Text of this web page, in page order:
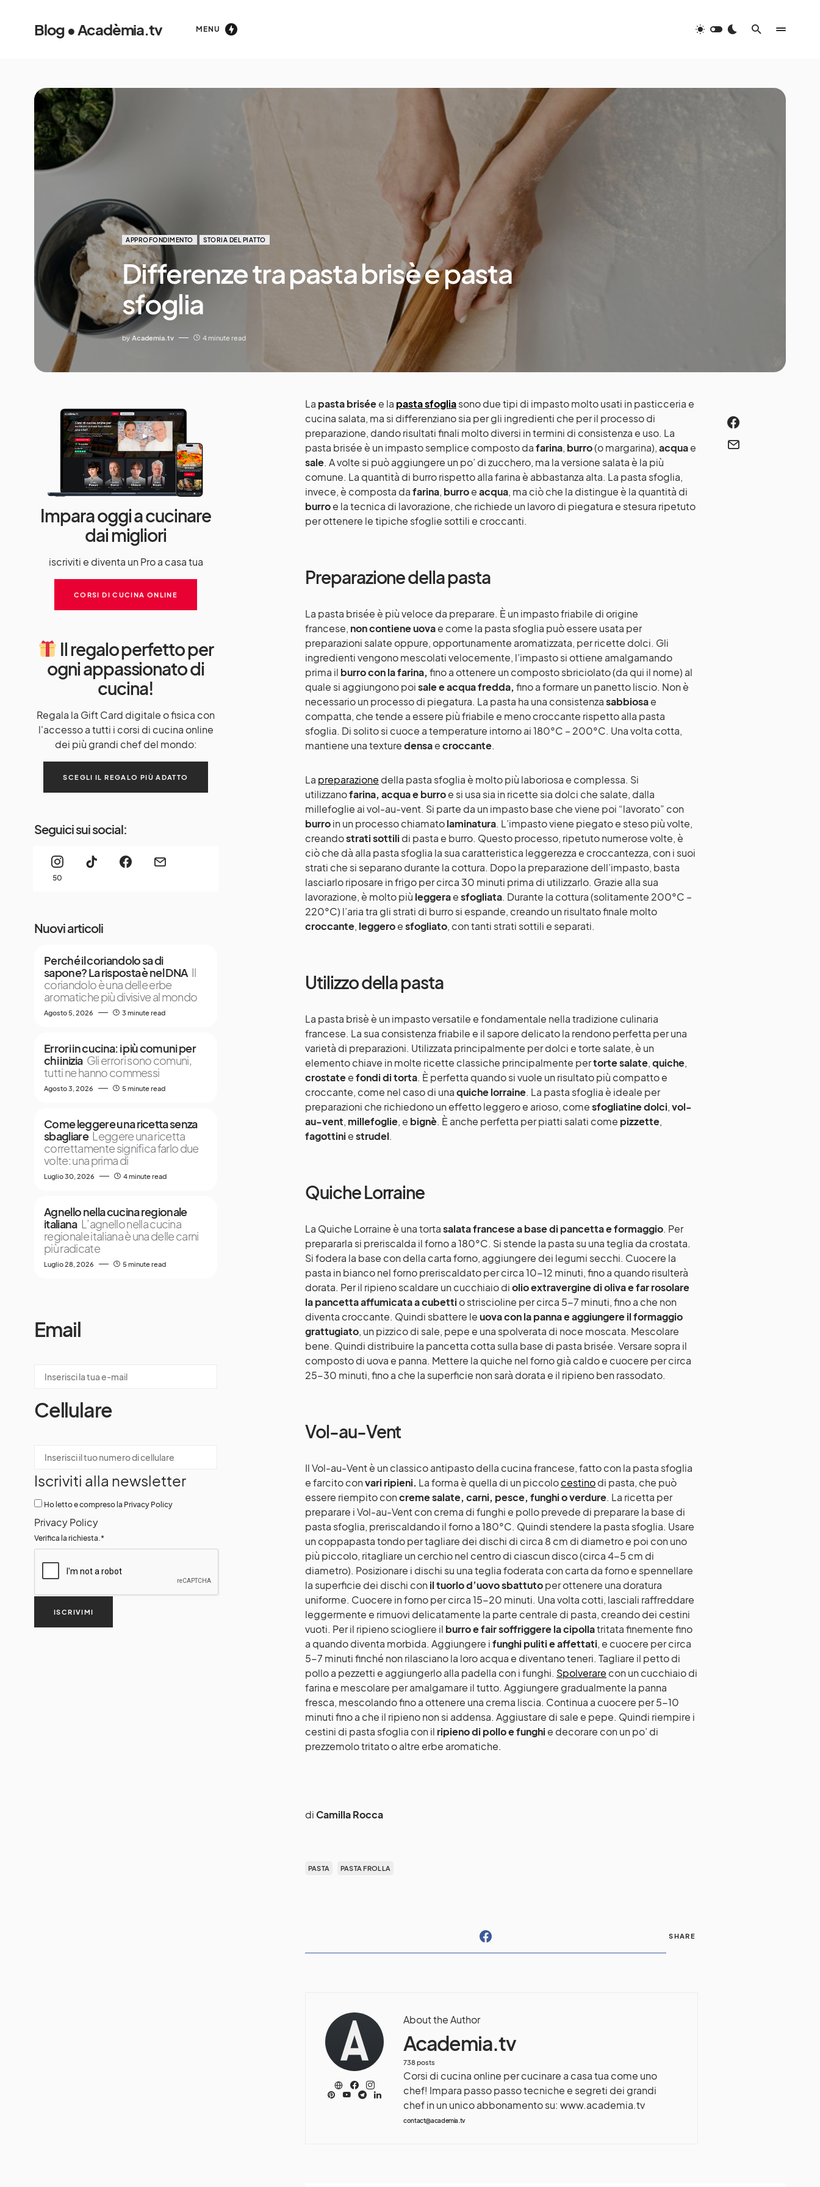
Blog • Acadèmia.tv MENU
APPROFONDIMENTO STORIA DEL PIATTO
Differenze tra pasta brisè e pasta
sfoglia
by Academia.tv 4 minute read
La pasta briséee la pasta sfogliasono due tipi di impasto molto usati in pasticceria e
cucina salata, ma si differenziano sia per gli ingredienti che per il processo di
preparazione, dando risultati finali molto diversi in termini di consistenza e uso. La
pasta brisée è un impasto semplice composto dafarina, burro(o margarina),acquae
sale. A volte si può aggiungere un po’ di zucchero, ma la versione salata è la più
comune. La quantità di burro rispetto alla farina è abbastanza alta. La pasta sfoglia,
invece, è composta dafarina, burroeacqua, ma ciò che la distingue è la quantità di
burroe la tecnica di lavorazione, che richiede un lavoro di piegatura e stesura ripetuto
per ottenere le tipiche sfoglie sottili e croccanti.
Preparazione della pasta
La pasta brisée è più veloce da preparare. È un impasto friabile di origine
francese, non contiene uovae come la pasta sfoglia può essere usata per
preparazioni salate oppure, opportunamente aromatizzata, per ricette dolci. Gli
ingredienti vengono mescolati velocemente, l’impasto si ottiene amalgamando
prima il burro con la farina, fino a ottenere un composto sbriciolato (da qui il nome) al
quale si aggiungono poisalee acqua fredda, fino a formare un panetto liscio. Non è
necessario un processo di piegatura. La pasta ha una consistenzasabbiosae
compatta, che tende a essere più friabile e meno croccante rispetto alla pasta
sfoglia. Di solito si cuoce a temperature intorno ai 180°C – 200°C. Una volta cotta,
mantiene una texturedensaecroccante.
La preparazione della pasta sfoglia è molto più laboriosa e complessa. Si
utilizzanofarina, acqua e burroe si usa sia in ricette sia dolci che salate, dalla
millefoglie ai vol-au-vent. Si parte da un impasto base che viene poi “lavorato” con
burroin un processo chiamatolaminatura. L’impasto viene piegato e steso più volte,
creandostrati sottili di pasta e burro. Questo processo, ripetuto numerose volte, è
ciò che dà alla pasta sfoglia la sua caratteristica leggerezza e croccantezza, con i suoi
strati che si separano durante la cottura. Dopo la preparazione dell’impasto, basta
lasciarlo riposare in frigo per circa 30 minuti prima di utilizzarlo. Grazie alla sua
lavorazione, è molto più leggeraesfogliata. Durante la cottura (solitamente 200°C –
220°C) l’aria tra gli strati di burro si espande, creando un risultato finale molto
croccante, leggeroesfogliato, con tanti strati sottili e separati.
Utilizzo della pasta
La pasta brisè è un impasto versatile e fondamentale nella tradizione culinaria
francese. La sua consistenza friabile e il sapore delicato la rendono perfetta per una
varietà di preparazioni. Utilizzata principalmente per dolci e torte salate, è un
elemento chiave in molte ricette classiche principalmente pertorte salate,quiche,
crostateefondi di torta. È perfetta quando si vuole un risultato più compatto e
croccante, come nel caso di unaquiche lorraine. La pasta sfoglia è ideale per
preparazioni che richiedono un effetto leggero e arioso, comesfogliatine dolci,vol-
au-vent, millefoglie, e bignè. È anche perfetta per piatti salati come pizzette,
fagottini estrudel.
Quiche Lorraine
La Quiche Lorraine è una tortasalata francese a base di pancetta e formaggio. Per
prepararla si preriscalda il forno a 180°C. Si stende la pasta su una teglia da crostata.
Si fodera la base con della carta forno, aggiungere dei legumi secchi. Cuocere la
pasta in bianco nel forno preriscaldato per circa 10-12 minuti, fino a quando risulterà
dorata. Per il ripieno scaldare un cucchiaio diolio extravergine di oliva e far rosolare
la pancetta affumicata a cubetti o striscioline per circa 5-7 minuti, fino a che non
diventa croccante. Quindi sbattere leuova con la panna e aggiungere il formaggio
grattugiato, un pizzico di sale, pepe e una spolverata di noce moscata. Mescolare
bene. Quindi distribuire la pancetta cotta sulla base di pasta brisée. Versare sopra il
composto di uova e panna. Mettere la quiche nel forno già caldo e cuocere per circa
25-30 minuti, fino a che la superficie non sarà dorata e il ripieno ben rassodato.
Vol-au-Vent
Il Vol-au-Vent è un classico antipasto della cucina francese, fatto con la pasta sfoglia
e farcito convari ripieni. La forma è quella di un piccolocestinodi pasta, che può
essere riempito concreme salate, carni, pesce, funghi o verdure. La ricetta per
preparare i Vol-au-Vent con crema di funghi e pollo prevede di preparare la base di
pasta sfoglia, preriscaldando il forno a 180°C. Quindi stendere la pasta sfoglia. Usare
un coppapasta tondo per tagliare dei dischi di circa 8 cm di diametro e poi con uno
più piccolo, ritagliare un cerchio nel centro di ciascun disco (circa 4-5 cm di
diametro). Posizionare i dischi su una teglia foderata con carta da forno e spennellare
la superficie dei dischi con il tuorlo d’uovo sbattutoper ottenere una doratura
uniforme. Cuocere in forno per circa 15-20 minuti. Una volta cotti, lasciali raffreddare
leggermente e rimuovi delicatamente la parte centrale di pasta, creando dei cestini
vuoti. Per il ripieno sciogliere il burro e fair soffriggere la cipollatritata finemente fino
a quando diventa morbida. Aggiungere ifunghi puliti e affettati, e cuocere per circa
5-7 minuti finché non rilasciano la loro acqua e diventano teneri. Tagliare il petto di
pollo a pezzetti e aggiungerlo alla padella con i funghi. Spolverare con un cucchiaio di
farina e mescolare per amalgamare il tutto. Aggiungere gradualmente la panna
fresca, mescolando fino a ottenere una crema liscia. Continua a cuocere per 5-10
minuti fino a che il ripieno non si addensa. Aggiustare di sale e pepe. Quindi riempire i
cestini di pasta sfoglia con il ripieno di pollo e funghi e decorare con un po’ di
prezzemolo tritato o altre erbe aromatiche.
diCamilla Rocca
PASTA PASTA FROLLA
SHARE
About the Author
Academia.tv
738 posts
Corsi di cucina online per cucinare a casa tua come uno
chef! Impara passo passo tecniche e segreti dei grandi
chef in un unico abbonamento su: www.academia.tv
contact@academia.tv
Impara oggi a cucinare
dai migliori
iscriviti e diventa un Pro a casa tua
CORSI DI CUCINA ONLINE
Il regalo perfetto per
ogni appassionato di
cucina!
Regala la Gift Card digitale o fisica con
l'accesso a tutti i corsi di cucina online
dei più grandi chef del mondo:
SCEGLI IL REGALO PIÙ ADATTO
Seguici sui social:
50
Nuovi articoli
Perché il coriandolo sa di
sapone? La risposta è nel DNA Il
coriandolo è una delle erbe
aromatiche più divisive al mondo
Agosto 5, 2026 3 minute read
Errori in cucina: i più comuni per
chi inizia Gli errori sono comuni,
tutti ne hanno commessi
Agosto 3, 2026 5 minute read
Come leggere una ricetta senza
sbagliare Leggere una ricetta
correttamente significa farlo due
volte: una prima di
Luglio 30, 2026 4 minute read
Agnello nella cucina regionale
italiana L’agnello nella cucina
regionale italiana è una delle carni
più radicate
Luglio 28, 2026 5 minute read
Email
Cellulare
Iscriviti alla newsletter
Ho letto e compreso la Privacy Policy
Privacy Policy
Verifica la richiesta. *
ISCRIVIMI